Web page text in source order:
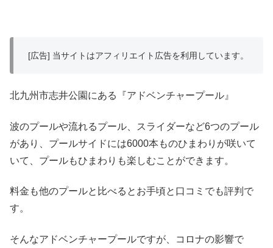
[広告] 当サイトはアフィリエイト広告を利用しています。
北九州市志井公園にある『アドベンチャープール』
波のプールや流れるプール、スライダーなど6つのプール
があり、プールサイドには6000本ものひまわりが咲いて
いて、プールもひまわりも楽しむことができます。
料金も他のプールと比べるとお手頃と口コミでも評判で
す。
そんなアドベンチャープールですが、コロナの影響で